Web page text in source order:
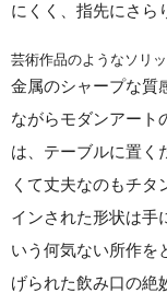
にくく、指先にさら
芸術作品のようなソリ
金属のシャープな質
ながらモダンアート
は、テーブルに置く
くて丈夫なのもチ
インされた形状は手
いう何気ない所作を
げられた飲み口の絶